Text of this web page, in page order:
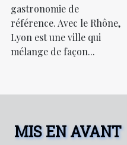
gastronomie de
référence. Avec le Rhône,
Lyon est une ville qui
mélange de façon...
MIS EN AVANT